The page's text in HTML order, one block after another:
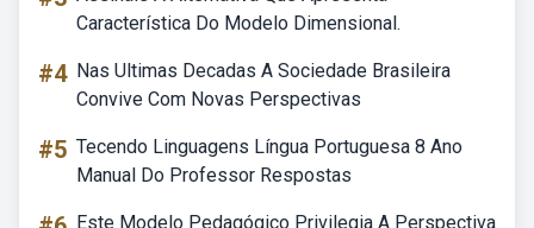
Característica Do Modelo Dimensional.
#4 Nas Ultimas Decadas A Sociedade Brasileira
Convive Com Novas Perspectivas
#5 Tecendo Linguagens Língua Portuguesa 8 Ano
Manual Do Professor Respostas
Este Modelo Pedagógico Privilegia A Perspectiva